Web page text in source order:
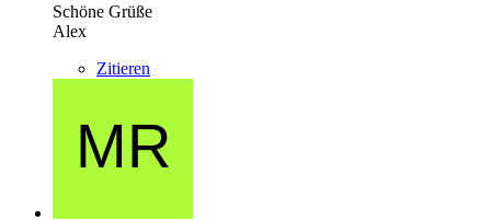
Schöne Grüße
Alex
Zitieren